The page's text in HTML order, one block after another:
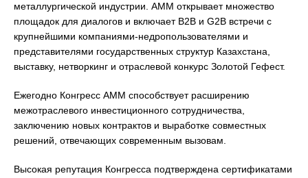
металлургической индустрии. АММ открывает множество
площадок для диалогов и включает B2B и G2B встречи с
крупнейшими компаниями-недропользователями и
представителями государственных структур Казахстана,
выставку, нетворкинг и отраслевой конкурс Золотой Гефест.
Ежегодно Конгресс АММ способствует расширению
межотраслевого инвестиционного сотрудничества,
заключению новых контрактов и выработке совместных
решений, отвечающих современным вызовам.
Высокая репутация Конгресса подтверждена сертификатами